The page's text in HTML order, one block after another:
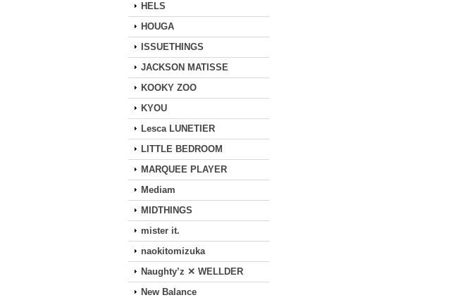
HELS
HOUGA
ISSUETHINGS
JACKSON MATISSE
KOOKY ZOO
KYOU
Lesca LUNETIER
LITTLE BEDROOM
MARQUEE PLAYER
Mediam
MIDTHINGS
mister it.
naokitomizuka
Naughty’z ✕ WELLDER
New Balance